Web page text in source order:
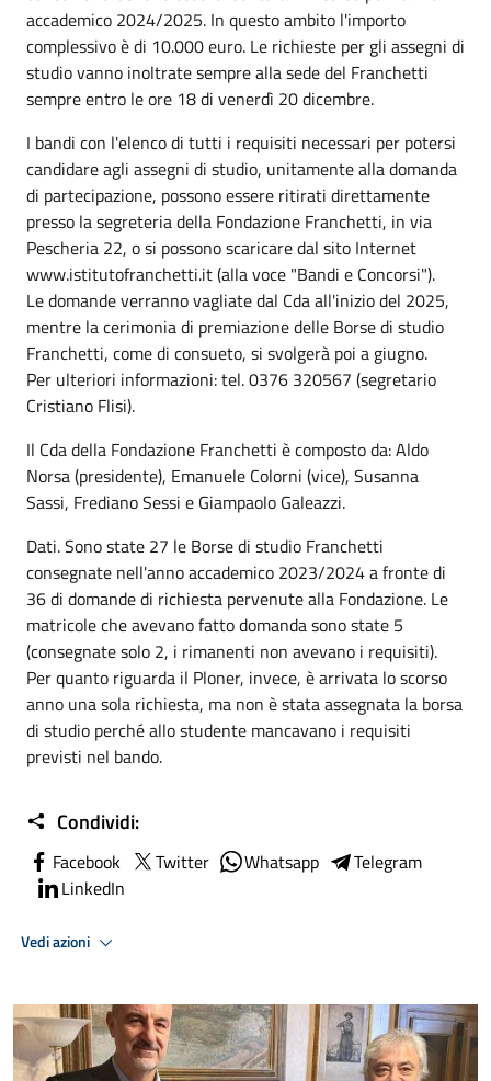
accademico 2024/2025. In questo ambito l'importo
complessivo è di 10.000 euro. Le richieste per gli assegni di
studio vanno inoltrate sempre alla sede del Franchetti
sempre entro le ore 18 di venerdì 20 dicembre.
I bandi con l'elenco di tutti i requisiti necessari per potersi
candidare agli assegni di studio, unitamente alla domanda
di partecipazione, possono essere ritirati direttamente
presso la segreteria della Fondazione Franchetti, in via
Pescheria 22, o si possono scaricare dal sito Internet
www.istitutofranchetti.it (alla voce "Bandi e Concorsi").
Le domande verranno vagliate dal Cda all'inizio del 2025,
mentre la cerimonia di premiazione delle Borse di studio
Franchetti, come di consueto, si svolgerà poi a giugno.
Per ulteriori informazioni: tel. 0376 320567 (segretario
Cristiano Flisi).
Il Cda della Fondazione Franchetti è composto da: Aldo
Norsa (presidente), Emanuele Colorni (vice), Susanna
Sassi, Frediano Sessi e Giampaolo Galeazzi.
Dati. Sono state 27 le Borse di studio Franchetti
consegnate nell'anno accademico 2023/2024 a fronte di
36 di domande di richiesta pervenute alla Fondazione. Le
matricole che avevano fatto domanda sono state 5
(consegnate solo 2, i rimanenti non avevano i requisiti).
Per quanto riguarda il Ploner, invece, è arrivata lo scorso
anno una sola richiesta, ma non è stata assegnata la borsa
di studio perché allo studente mancavano i requisiti
previsti nel bando.
Condividi:
Facebook Twitter Whatsapp
Telegram
LinkedIn
Vedi azioni